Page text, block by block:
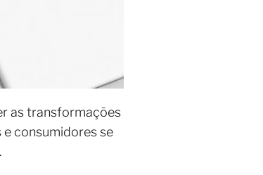
as transformações
consumidores se